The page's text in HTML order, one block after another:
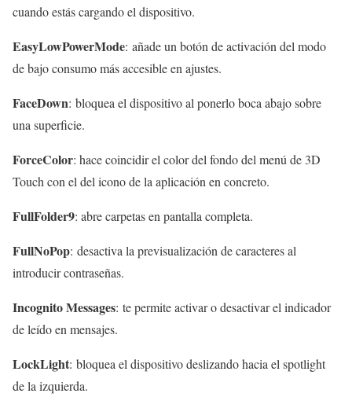
cuando estás cargando el dispositivo.
EasyLowPowerMode: añade un botón de activación del modo
de bajo consumo más accesible en ajustes.
FaceDown: bloquea el dispositivo al ponerlo boca abajo sobre
una superficie.
ForceColor: hace coincidir el color del fondo del menú de 3D
Touch con el del icono de la aplicación en concreto.
FullFolder9: abre carpetas en pantalla completa.
FullNoPop: desactiva la previsualización de caracteres al
introducir contraseñas.
Incognito Messages: te permite activar o desactivar el indicador
de leído en mensajes.
LockLight: bloquea el dispositivo deslizando hacia el spotlight
de la izquierda.